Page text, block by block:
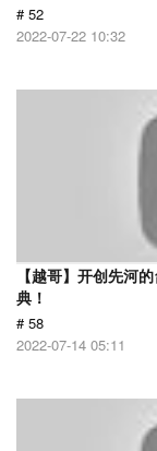
# 52
2022-07-22 10:32
【越哥】开创先河
典！
# 58
2022-07-14 05:11